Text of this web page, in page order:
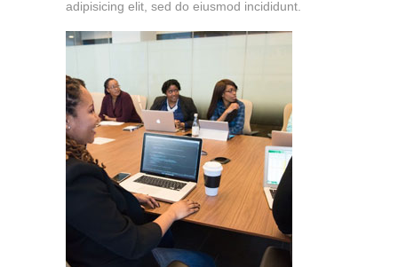
adipisicing elit, sed do eiusmod incididunt.